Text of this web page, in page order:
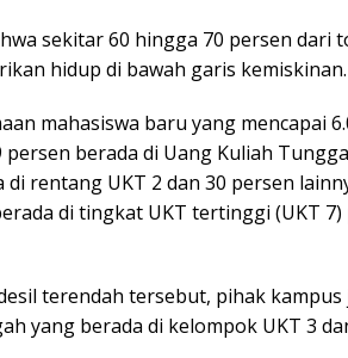
sekitar 60 hingga 70 persen dari
hidup di bawah garis kemiskinan.
mahasiswa baru yang mencapai
berada di Uang Kuliah
di rentang UKT 2 dan 30 persen
di tingkat UKT tertinggi (UKT
terendah tersebut, pihak
yang berada di kelompok UKT 3